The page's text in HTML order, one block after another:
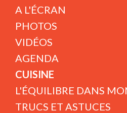
A L'ÉCRAN
PHOTOS
VIDÉOS
AGENDA
CUISINE
L'ÉQUILIBRE DANS
TRUCS ET ASTUCES